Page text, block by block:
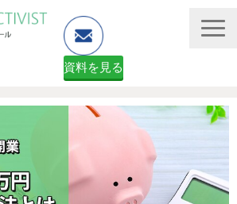
資料を見る
無料体験申し込みフォーム